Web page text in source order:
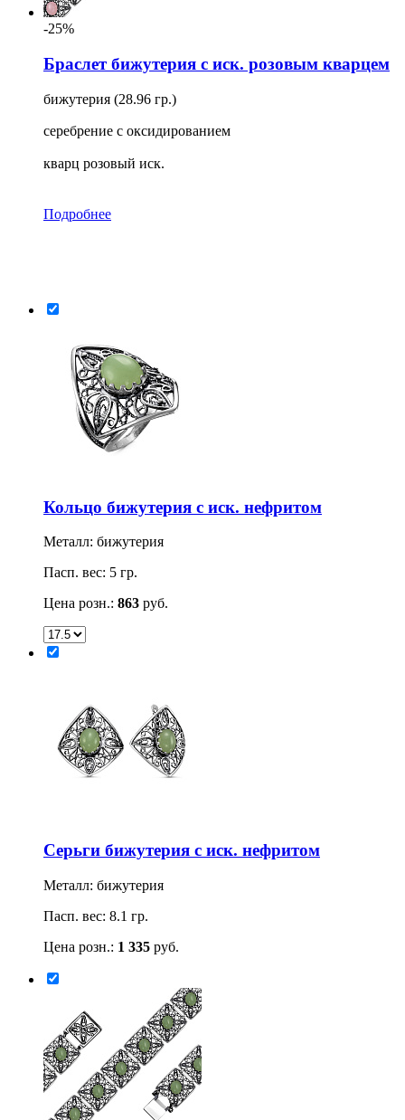
-25%
Браслет бижутерия с иск. розовым кварцем
бижутерия (28.96 гр.)
серебрение с оксидированием
кварц розовый иск.
Подробнее
Кольцо бижутерия с иск. нефритом
Металл: бижутерия
Пасп. вес: 5 гр.
Цена розн.: 863 руб.
Серьги бижутерия с иск. нефритом
Металл: бижутерия
Пасп. вес: 8.1 гр.
Цена розн.: 1 335 руб.